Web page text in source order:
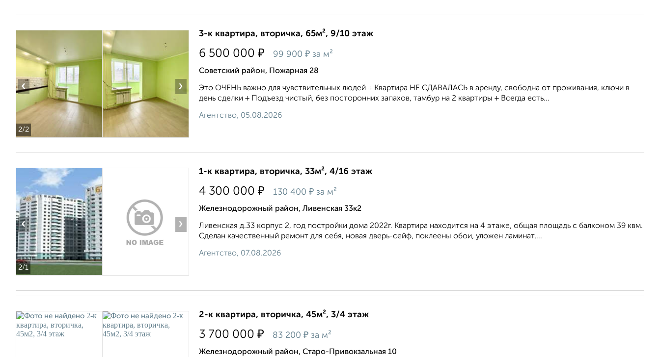
2/2
‹ ›
3-к квартира, вторичка, 65м², 9/10 этаж
6 500 000 ₽ 99 900 ₽ за м²
Советский район, Пожарная 28
Это ОЧЕНЬ важно для чувствительных людей + Квартира НЕ СДАВАЛАСЬ в аренду, свободна от проживания, ключи в
день сделки + Подъезд чистый, без посторонних запахов, тамбур на 2 квартиры + Всегда есть...
Агентство, 05.08.2026
2/1
‹ ›
1-к квартира, вторичка, 33м², 4/16 этаж
4 300 000 ₽ 130 400 ₽ за м²
Железнодорожный район, Ливенская 33к2
Ливенская д.33 корпус 2, год постройки дома 2022г. Квартира находится на 4 этаже, общая площадь с балконом 39 квм.
Сделан качественный ремонт для себя, новая дверь-сейф, поклеены обои, уложен ламинат,...
Агентство, 07.08.2026
2-к квартира, вторичка, 45м², 3/4 этаж
3 700 000 ₽ 83 200 ₽ за м²
Железнодорожный район, Старо-Привокзальная 10